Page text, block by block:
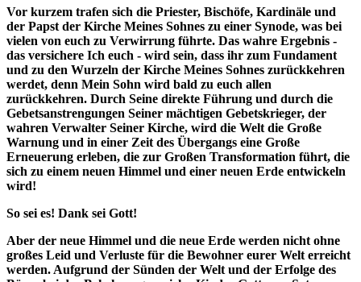
Vor kurzem trafen sich die Priester, Bischöfe, Kardinäle und
der Papst der Kirche Meines Sohnes zu einer Synode, was bei
vielen von euch zu Verwirrung führte. Das wahre Ergebnis -
das versichere Ich euch - wird sein, dass ihr zum Fundament
und zu den Wurzeln der Kirche Meines Sohnes zurückkehren
werdet, denn Mein Sohn wird bald zu euch allen
zurückkehren. Durch Seine direkte Führung und durch die
Gebetsanstrengungen Seiner mächtigen Gebetskrieger, der
wahren Verwalter Seiner Kirche, wird die Welt die Große
Warnung und in einer Zeit des Übergangs eine Große
Erneuerung erleben, die zur Großen Transformation führt, die
sich zu einem neuen Himmel und einer neuen Erde entwickeln
wird!
So sei es! Dank sei Gott!
Aber der neue Himmel und die neue Erde werden nicht ohne
großes Leid und Verluste für die Bewohner eurer Welt erreicht
werden. Aufgrund der Sünden der Welt und der Erfolge des